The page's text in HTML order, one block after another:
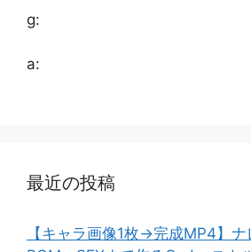
g:
a:
最近の投稿
【キャラ画像1枚→完成MP4】ナ